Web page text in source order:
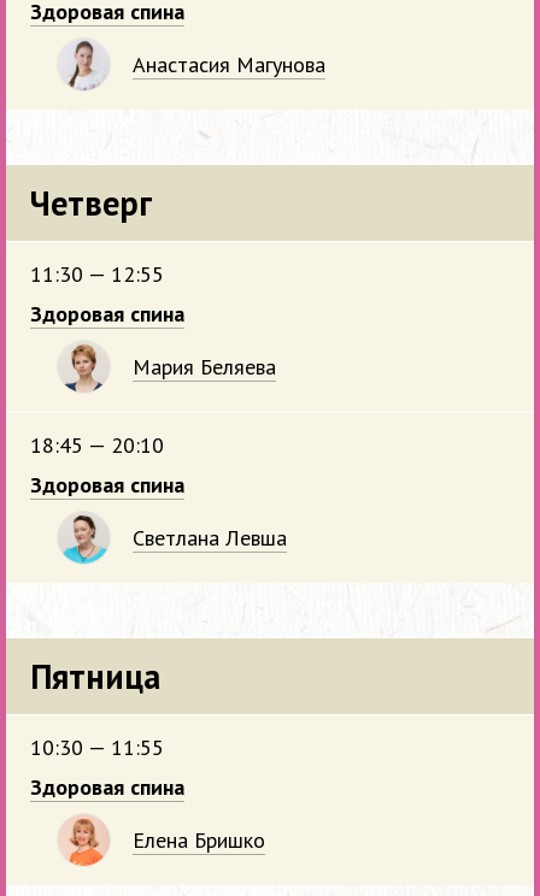
Здоровая спина
Анастасия Магунова
Четверг
11:30 — 12:55
Здоровая спина
Мария Беляева
18:45 — 20:10
Здоровая спина
Светлана Левша
Пятница
10:30 — 11:55
Здоровая спина
Елена Бришко